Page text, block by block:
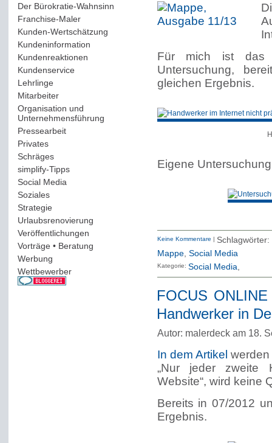
Der Bürokratie-Wahnsinn
Franchise-Maler(42)
Kunden-Wertschätzung
Kundeninformation
Kundenreaktionen
Kundenservice(178)
Lehrlinge(54)
Mitarbeiter(163)
Organisation und
Unternehmensführung
Pressearbeit(12)
Privates(193)
Schräges(161)
simplify-Tipps(123)
Social Media
Soziales(37)
Strategie(220)
Urlaubsrenovierung
Veröffentlichungen
Vorträge • Beratung
Werbung
Wettbewerber(61)
Für mich ist das
Untersuchung,
gleichen Ergebnis.
Eigene
Keine Kommentare | Schlagwörter:
Mappe, Social Media
Kategorie: Social Media
FOCUS
Handwerker in
Autor: malerdeck am 18.
In dem Artikel
„Nur jeder zweite
Website“, wird keine
Bereits in 07/2012
Ergebnis.